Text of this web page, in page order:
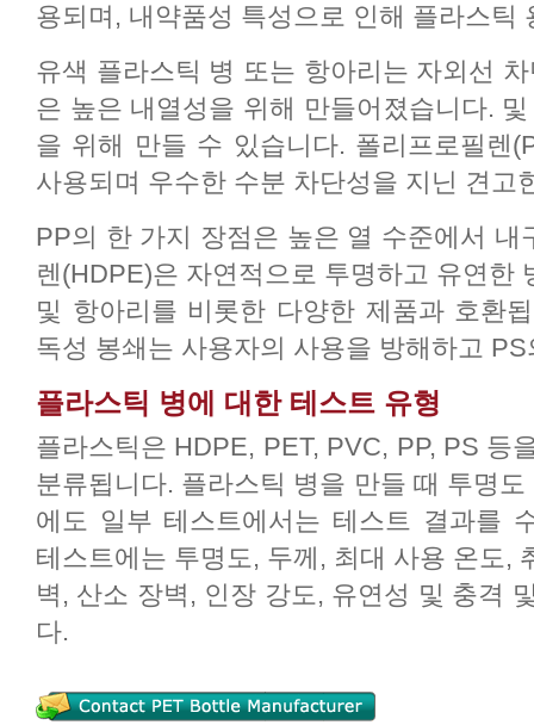
용되며, 내약품성 특성으로 인해 플라스틱
유색 플라스틱 병 또는 항아리는 자외선
은 높은 내열성을 위해 만들어졌습니다.
을 위해 만들 수 있습니다. 폴리프로필렌
사용되며 우수한 수분 차단성을 지닌 견고
PP의 한 가지 장점은 높은 열 수준에서 내
렌(HDPE)은 자연적으로 투명하고 유연한
및 항아리를 비롯한 다양한 제품과 호환
독성 봉쇄는 사용자의 사용을 방해하고
플라스틱 병에 대한 테스트 유형
플라스틱은 HDPE, PET, PVC, PP, PS 등
분류됩니다. 플라스틱 병을 만들 때 투명
에도 일부 테스트에서는 테스트 결과를
테스트에는 투명도, 두께, 최대 사용 온도,
벽, 산소 장벽, 인장 강도, 유연성 및 충격
다.